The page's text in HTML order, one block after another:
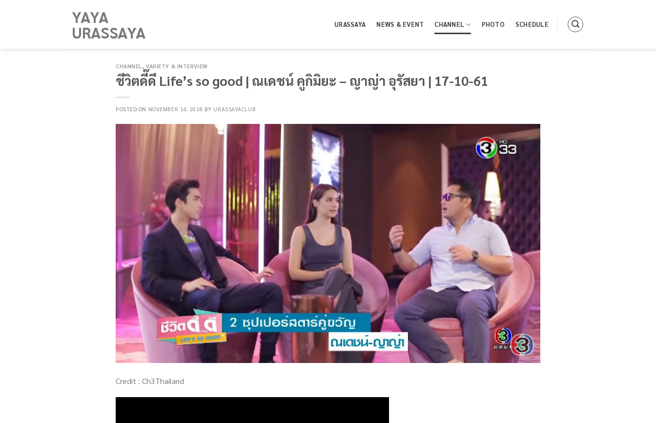
YAYA
URASSAYA URASSAYA NEWS & EVENT CHANNEL PHOTO SCHEDULE
CHANNEL,VARIETY & INTERVIEW
ชีวิตดี๊ดี Life’s so good | ณเดชน์ คูกิมิยะ – ญาญ่า อุรัสยา | 17-10-61
POSTED ON NOVEMBER 14, 2018 BY URASSAYACLUB
Credit : Ch3Thailand